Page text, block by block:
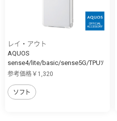
レイ・アウト
AQUOS
sense4/lite/basic/sense5G/TPUｿ
ﾌ...
参考価格￥1,320
ソフト